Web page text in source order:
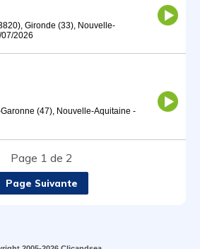
Gironde (33), Nouvelle-
2026
(47), Nouvelle-Aquitaine -
Page 1 de 2
Page Suivante